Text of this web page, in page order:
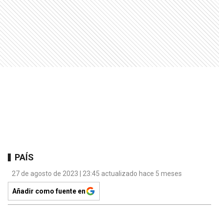
PAÍS
27 de agosto de 2023 | 23:45 actualizado hace 5 meses
Añadir como fuente en